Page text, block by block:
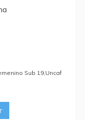
Sub 19,Uncaf